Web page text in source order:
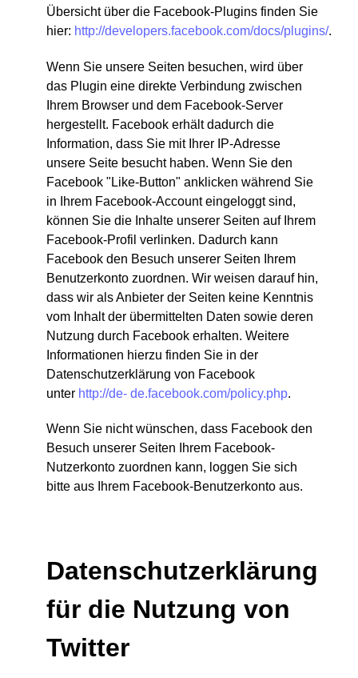
Übersicht über die Facebook-Plugins finden Sie
hier: http://developers.facebook.com/docs/plugins/.
Wenn Sie unsere Seiten besuchen, wird über
das Plugin eine direkte Verbindung zwischen
Ihrem Browser und dem Facebook-Server
hergestellt. Facebook erhält dadurch die
Information, dass Sie mit Ihrer IP-Adresse
unsere Seite besucht haben. Wenn Sie den
Facebook "Like-Button" anklicken während Sie
in Ihrem Facebook-Account eingeloggt sind,
können Sie die Inhalte unserer Seiten auf Ihrem
Facebook-Profil verlinken. Dadurch kann
Facebook den Besuch unserer Seiten Ihrem
Benutzerkonto zuordnen. Wir weisen darauf hin,
dass wir als Anbieter der Seiten keine Kenntnis
vom Inhalt der übermittelten Daten sowie deren
Nutzung durch Facebook erhalten. Weitere
Informationen hierzu finden Sie in der
Datenschutzerklärung von Facebook
unter http://de- de.facebook.com/policy.php.
Wenn Sie nicht wünschen, dass Facebook den
Besuch unserer Seiten Ihrem Facebook-
Nutzerkonto zuordnen kann, loggen Sie sich
bitte aus Ihrem Facebook-Benutzerkonto aus.
Datenschutzerklärung
für die Nutzung von
Twitter